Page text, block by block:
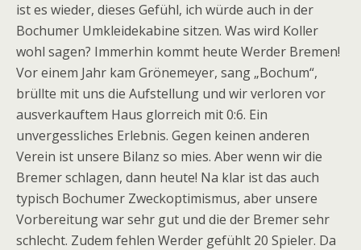
ist es wieder, dieses Gefühl, ich würde auch in der
Bochumer Umkleidekabine sitzen. Was wird Koller
wohl sagen? Immerhin kommt heute Werder Bremen!
Vor einem Jahr kam Grönemeyer, sang „Bochum“,
brüllte mit uns die Aufstellung und wir verloren vor
ausverkauftem Haus glorreich mit 0:6. Ein
unvergessliches Erlebnis. Gegen keinen anderen
Verein ist unsere Bilanz so mies. Aber wenn wir die
Bremer schlagen, dann heute! Na klar ist das auch
typisch Bochumer Zweckoptimismus, aber unsere
Vorbereitung war sehr gut und die der Bremer sehr
schlecht. Zudem fehlen Werder gefühlt 20 Spieler. Da